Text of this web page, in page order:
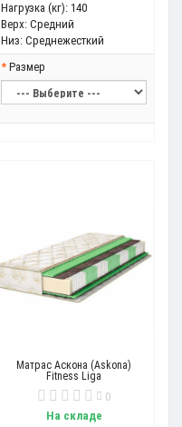
Нагрузка (кг): 140
Верх: Средний
Низ: Среднежесткий
Размер
Матрас Аскона (Askona)
Fitness Liga
0
На складе